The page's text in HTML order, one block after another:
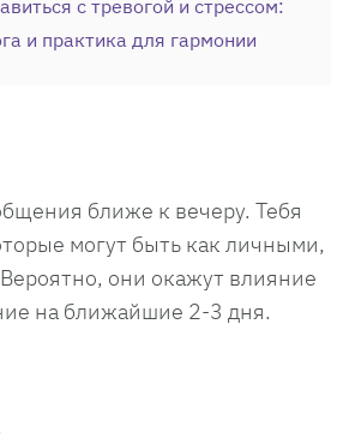
с тревогой и стрессом:
и практика для гармонии
ближе к вечеру. Тебя
могут быть как личными,
они окажут влияние
на ближайшие 2-3 дня.